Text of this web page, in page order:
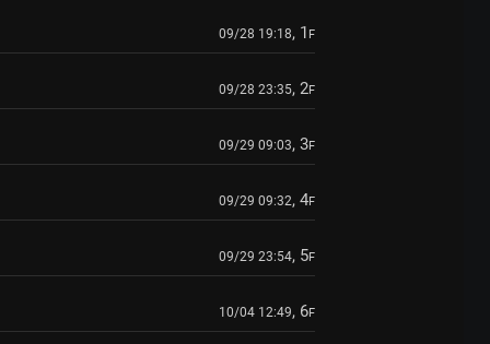
09/28 19:18, 1 F
09/28 23:35, 2F
09/29 09:03, 3F
09/29 09:32, 4F
09/29 23:54, 5F
10/04 12:49, 6F